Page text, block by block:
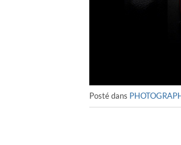
Posté dans